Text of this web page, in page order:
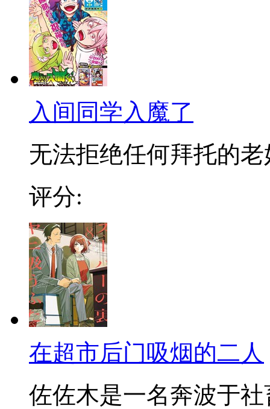
入间同学入魔了
无法拒绝任何拜托的老
评分:
在超市后门吸烟的二人
佐佐木是一名奔波于社